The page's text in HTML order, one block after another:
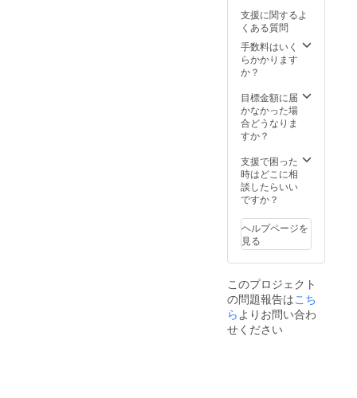
加物表
示、ア
レル
ギー表
示：
麦粉、
牛乳
※「原材
料及び
等の食
品表示
はお届
け商品
ルに表
記され
ます。
商品開
は必ず
お届け
のリ
ターン
に貼付
支援に関するよ
くある質問
手数料はいく
らかかります
か？
目標金額に届
かなかった場
合どうなりま
すか？
支援で困った
時はどこに相
談したらいい
ですか？
ヘルプページを
見る
このプロジェクト
の問題報告はこち
ら よりお問い合わ
せください